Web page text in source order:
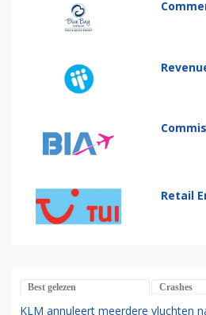
Retail
Best gelezen Crashes
KLM annuleert meerdere vluchten